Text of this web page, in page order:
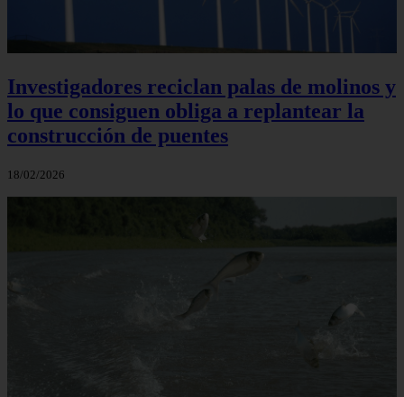
Investigadores reciclan palas de molinos y
lo que consiguen obliga a replantear la
construcción de puentes
18/02/2026